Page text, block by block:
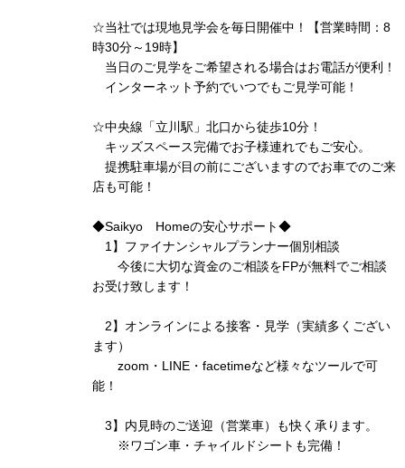
☆当社では現地見学会を毎日開催中！【営業時間：8
時30分～19時】
当日のご見学をご希望される場合はお電話が便利！
インターネット予約でいつでもご見学可能！
☆中央線「立川駅」北口から徒歩10分！
キッズスペース完備でお子様連れでもご安心。
提携駐車場が目の前にございますのでお車でのご来
店も可能！
◆Saikyo Homeの安心サポート◆
1】ファイナンシャルプランナー個別相談
今後に大切な資金のご相談をFPが無料でご相談
お受け致します！
2】オンラインによる接客・見学（実績多くござい
ます）
zoom・LINE・facetimeなど様々なツールで可
能！
3】内見時のご送迎（営業車）も快く承ります。
※ワゴン車・チャイルドシートも完備！